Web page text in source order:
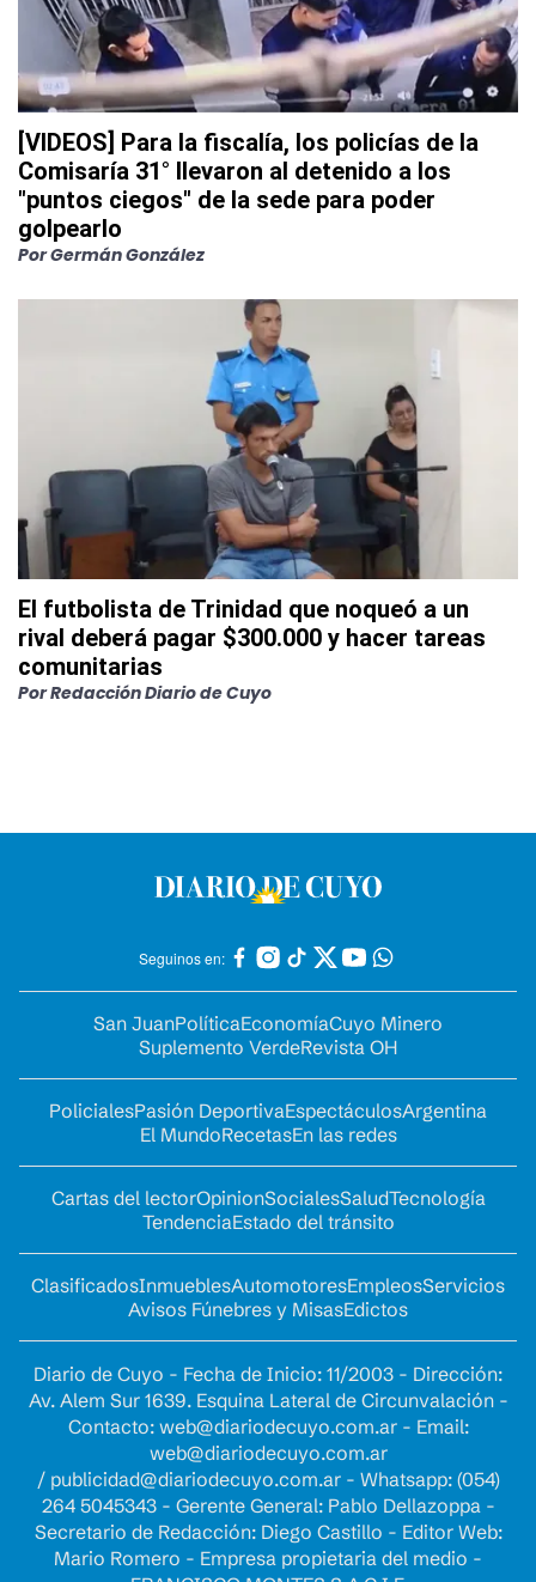
[VIDEOS] Para la fiscalía, los policías de la
Comisaría 31° llevaron al detenido a los
"puntos ciegos" de la sede para poder
golpearlo
PorGermán González
El futbolista de Trinidad que noqueó a un
rival deberá pagar $300.000 y hacer tareas
comunitarias
PorRedacción Diario de Cuyo
Seguinos en:
San JuanPolíticaEconomíaCuyo Minero
Suplemento VerdeRevista OH
PolicialesPasión DeportivaEspectáculosArgentina
El MundoRecetasEn las redes
Cartas del lectorOpinionSocialesSaludTecnología
TendenciaEstado del tránsito
ClasificadosInmueblesAutomotoresEmpleosServicios
Avisos Fúnebres y MisasEdictos
Diario de Cuyo - Fecha de Inicio: 11/2003 - Dirección:
Av. Alem Sur 1639. Esquina Lateral de Circunvalación -
Contacto: web@diariodecuyo.com.ar- Email:
web@diariodecuyo.com.ar
/ publicidad@diariodecuyo.com.ar- Whatsapp: (054)
264 5045343 - Gerente General: Pablo Dellazoppa -
Secretario de Redacción: Diego Castillo - Editor Web:
Mario Romero - Empresa propietaria del medio -